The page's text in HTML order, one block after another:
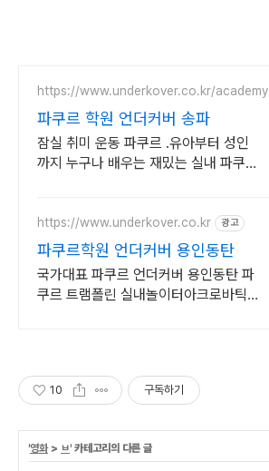
https://www.underkover.co.kr/academy
파쿠르 학원 언더커버 송파
잠실 취미 운동 파쿠르 .유아부터 성인
까지 누구나 배우는 재밌는 실내 파쿠르
https://www.underkover.co.kr 광고
파쿠르학원 언더커버 용인동탄
국가대표 파쿠르 언더커버 용인동탄 파
쿠르 트램폴린 실내놀이터아크로바틱
10 구독하기
'영화> ㅂ' 카테고리의 다른 글